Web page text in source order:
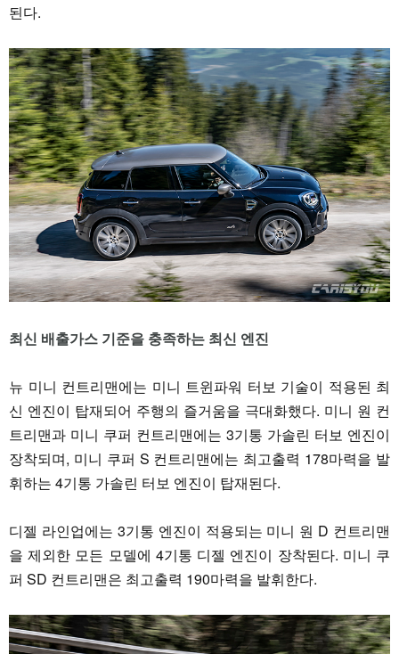
된다.
최신 배출가스 기준을 충족하는 최신 엔진
뉴 미니 컨트리맨에는 미니 트윈파워 터보 기술이 적용된 최
신 엔진이 탑재되어 주행의 즐거움을 극대화했다. 미니 원 컨
트리맨과 미니 쿠퍼 컨트리맨에는 3기통 가솔린 터보 엔진이
장착되며, 미니 쿠퍼 S 컨트리맨에는 최고출력 178마력을 발
휘하는 4기통 가솔린 터보 엔진이 탑재된다.
디젤 라인업에는 3기통 엔진이 적용되는 미니 원 D 컨트리맨
을 제외한 모든 모델에 4기통 디젤 엔진이 장착된다. 미니 쿠
퍼 SD 컨트리맨은 최고출력 190마력을 발휘한다.